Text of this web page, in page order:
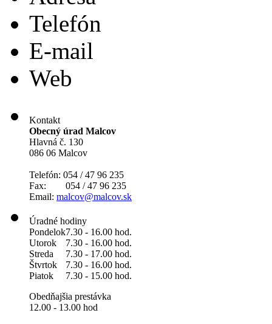
Telefón
E-mail
Web
Kontakt
Obecný úrad Malcov
Hlavná č. 130
086 06 Malcov
Telefón: 054 / 47 96 235
Fax: 054 / 47 96 235
Email: malcov@malcov.sk
Úradné hodiny
Pondelok7.30 - 16.00 hod.
Utorok
7.30 - 16.00 hod.
Streda
7.30 - 17.00 hod.
Štvrtok
7.30 - 16.00 hod.
Piatok
7.30 - 15.00 hod.
Obedňajšia prestávka
12.00 - 13.00 hod